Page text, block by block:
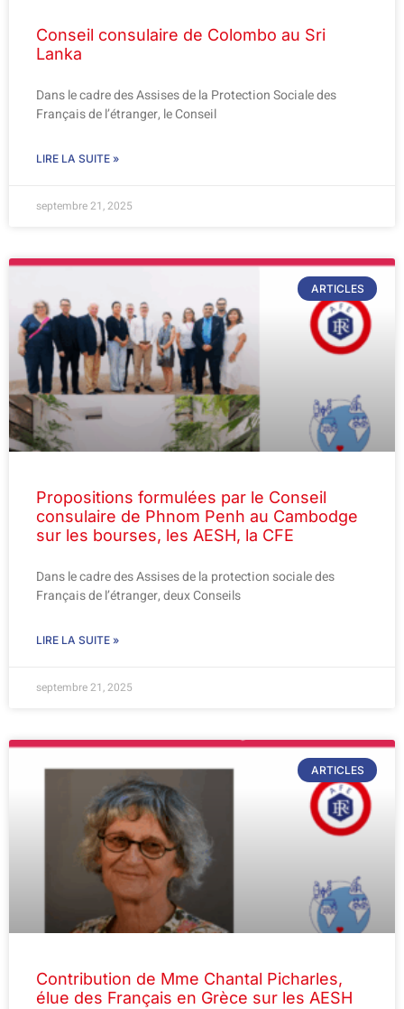
Conseil consulaire de Colombo au Sri
Lanka
Dans le cadre des Assises de la Protection Sociale des
Français de l’étranger, le Conseil
LIRE LA SUITE »
septembre 21, 2025
ARTICLES
Propositions formulées par le Conseil
consulaire de Phnom Penh au Cambodge
sur les bourses, les AESH, la CFE
Dans le cadre des Assises de la protection sociale des
Français de l’étranger, deux Conseils
LIRE LA SUITE »
septembre 21, 2025
ARTICLES
Contribution de Mme Chantal Picharles,
élue des Français en Grèce sur les AESH